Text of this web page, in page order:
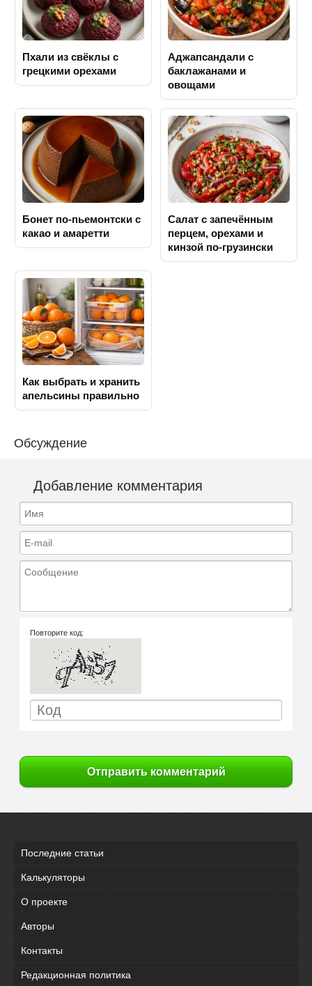
Пхали из свёклы с
грецкими орехами
Аджапсандали с
баклажанами и
овощами
Бонет по-пьемонтски с
какао и амаретти
Салат с запечённым
перцем, орехами и
кинзой по-грузински
Как выбрать и хранить
апельсины правильно
Обсуждение
Добавление комментария
Имя
E-mail
Сообщение
Повторите код:
Отправить комментарий
Последние статьи
Калькуляторы
О проекте
Авторы
Контакты
Редакционная политика